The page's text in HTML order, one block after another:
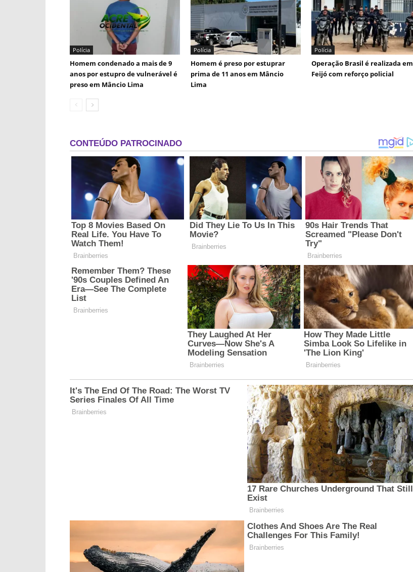
Polícia
Homem condenado a mais de 9
anos por estupro de vulnerável é
preso em Mâncio Lima
Polícia
Homem é preso por estuprar
prima de 11 anos em Mâncio
Lima
Polícia
Operação Brasil é realizada em
Feijó com reforço policial